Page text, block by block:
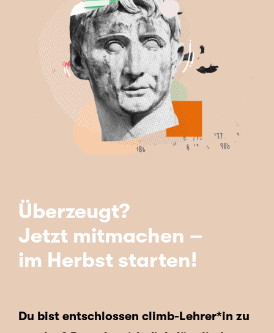
Überzeugt?
Jetzt mitmachen –
im Herbst starten!
Du bist entschlossen climb-Lehrer*in zu